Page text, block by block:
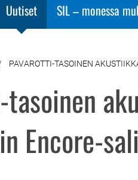
Uutiset SIL – monessa
PAVAROTTI-TASOINEN
Encore-